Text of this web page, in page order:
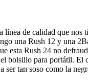
línea de calidad que nos
una Rush 12 y una
esta Rush 24 no
bolsillo para portátil. El
ser tan soso como la